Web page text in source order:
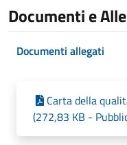
Documenti e
Documenti allegati
Carta della
(272,83 KB -